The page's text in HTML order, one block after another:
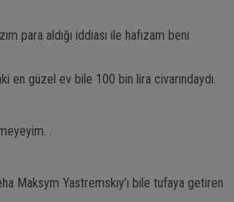
para aldığı iddiası ile hafızam beni
en güzel ev bile 100 bin lira civarındaydı.
.
Maksym Yastremskıy’ı bile tufaya getiren